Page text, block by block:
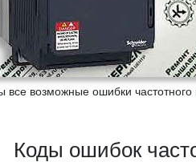
все возможные ошибки
Коды ошибок